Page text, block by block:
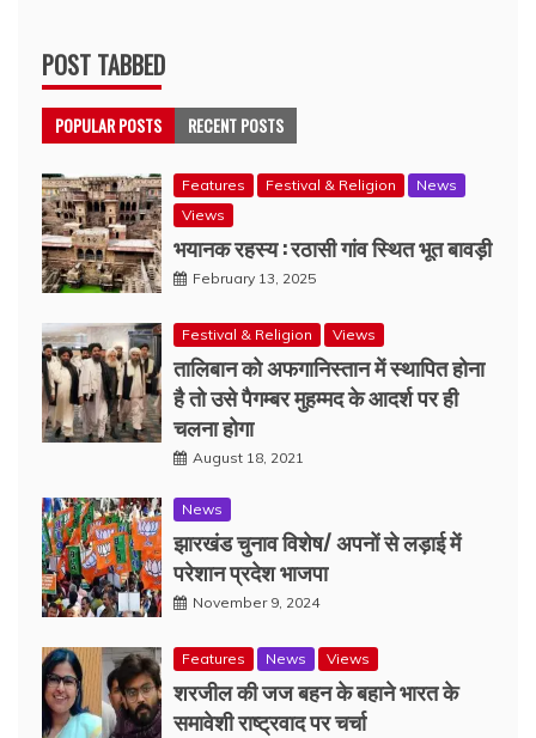
POST TABBED
POPULAR POSTS RECENT POSTS
Features Festival & Religion
News
Views
भयानक रहस्य : रठासी गांव स्थित भूत बावड़ी
February 13, 2025
Festival & Religion Views
तालिबान को अफगानिस्तान में स्थापित होना
है तो उसे पैगम्बर मुहम्मद के आदर्श पर ही
चलना होगा
August 18, 2021
News
झारखंड चुनाव विशेष/ अपनों से लड़ाई में
परेशान प्रदेश भाजपा
November 9, 2024
Features News Views
शरजील की जज बहन के बहाने भारत के
समावेशी राष्ट्रवाद पर चर्चा